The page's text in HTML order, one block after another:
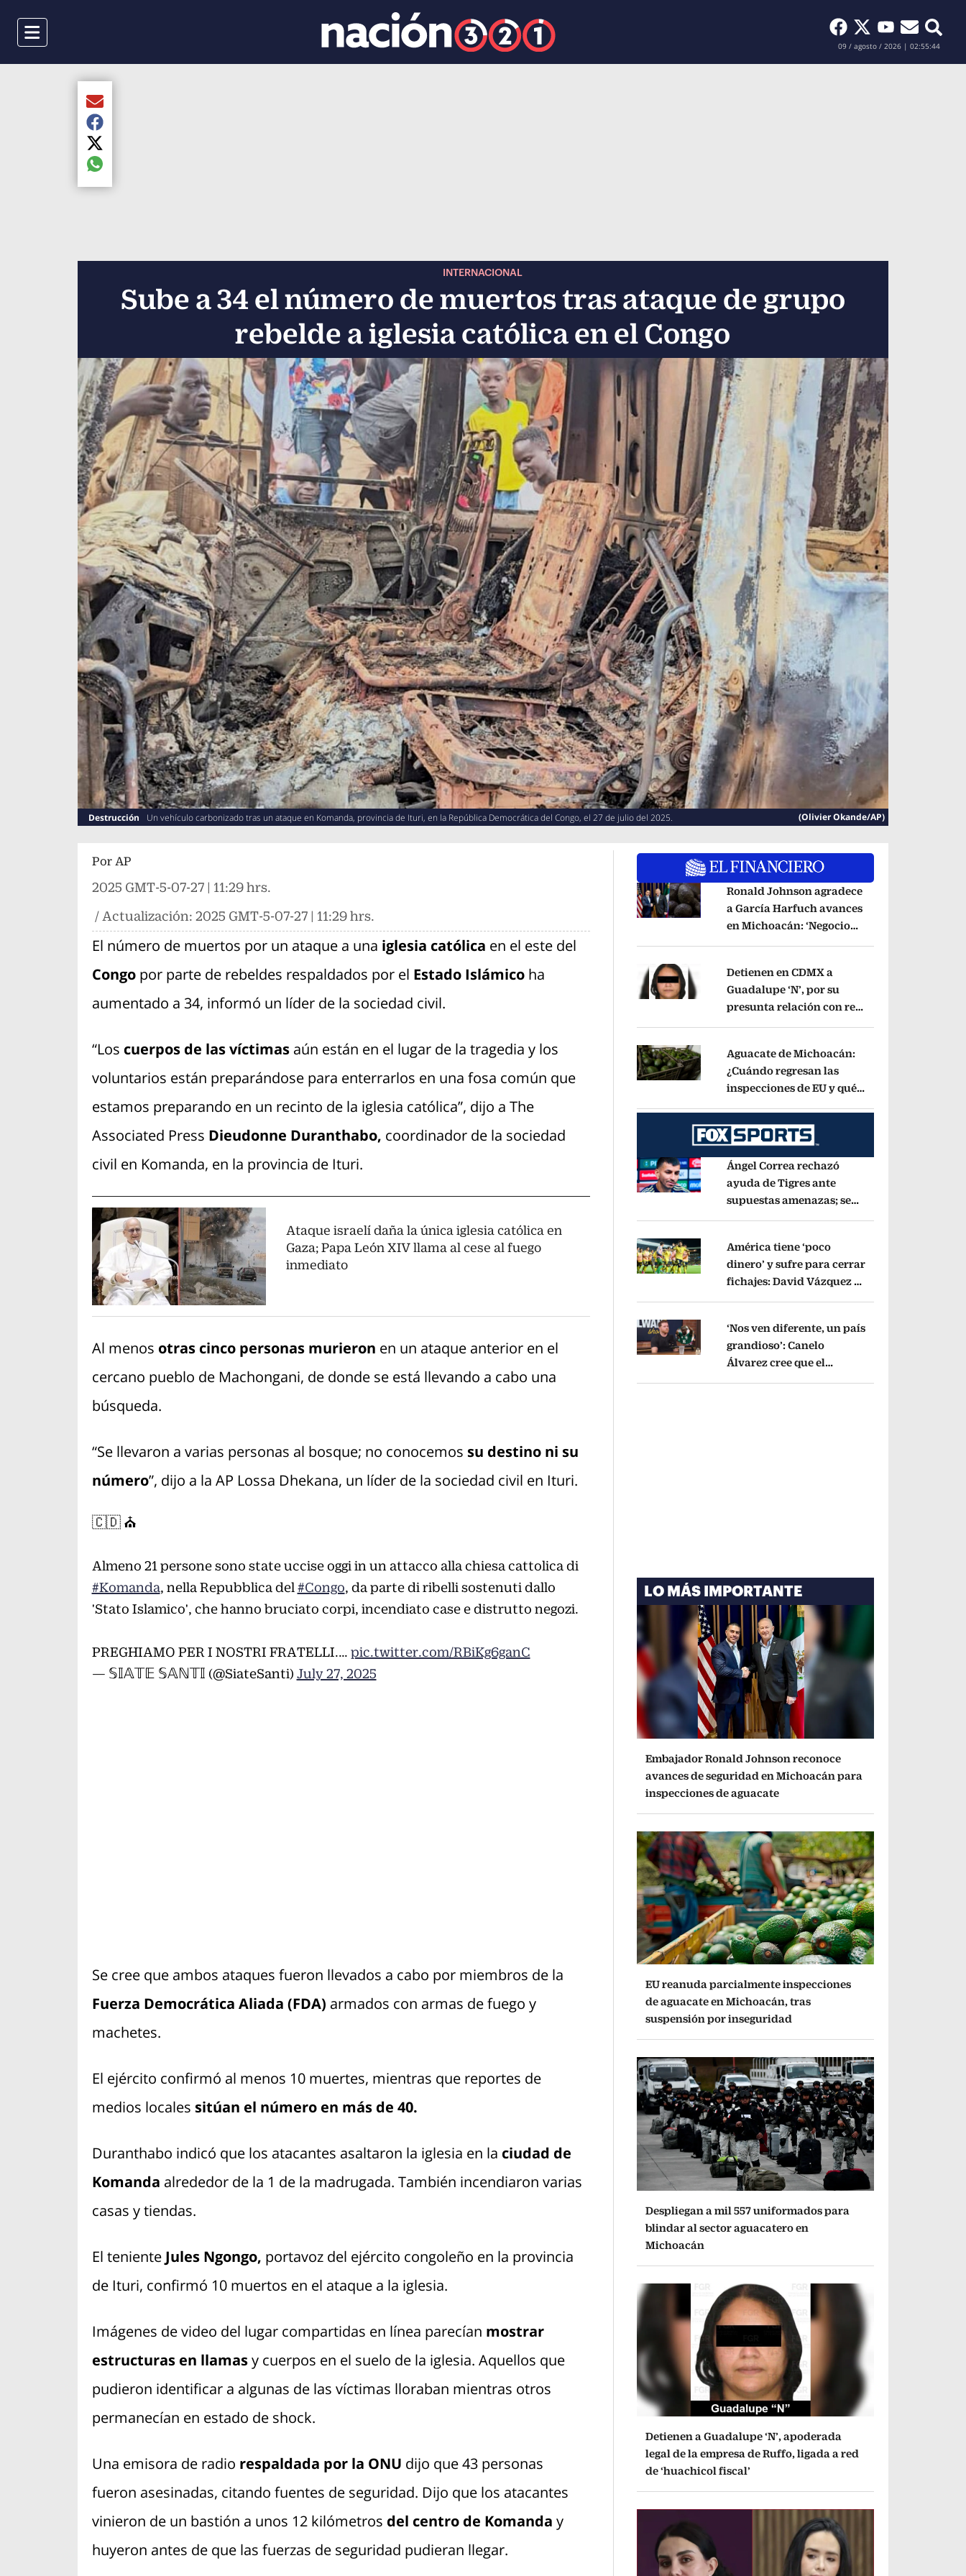
Menu Buscar
09 / agosto / 2026 | 02:55:46
INTERNACIONAL
Sube a 34 el número de muertos tras ataque de grupo
rebelde a iglesia católica en el Congo
Destrucción
Un vehículo carbonizado tras un ataque en Komanda, provincia de Ituri, en la República Democrática del Congo, el 27 de julio del 2025.
(Olivier Okande/AP)
Compartir el artículo actual mediante Email
Compartir el artículo actual mediante Facebook
Compartir el artículo actual mediante Twitter
Compartir el artículo actual mediante global.social-whatsapp
Por AP
2025 GMT-5-07-27 | 11:29 hrs.
/ Actualización: 2025 GMT-5-07-27 | 11:29 hrs.
El número de muertos por un ataque a una iglesia católica en el este del
Congopor parte de rebeldes respaldados por el Estado Islámico ha
aumentado a 34, informó un líder de la sociedad civil.
“Los cuerpos de las víctimasaún están en el lugar de la tragedia y los
voluntarios están preparándose para enterrarlos en una fosa común que
estamos preparando en un recinto de la iglesia católica”, dijo a The
Associated Press Dieudonne Duranthabo, coordinador de la sociedad
civil en Komanda, en la provincia de Ituri.
Ataque israelí daña la única iglesia católica en
Gaza; Papa León XIV llama al cese al fuego
inmediato
Al menos otras cinco personas murieron en un ataque anterior en el
cercano pueblo de Machongani, de donde se está llevando a cabo una
búsqueda.
“Se llevaron a varias personas al bosque; no conocemos su destino ni su
número”, dijo a la AP Lossa Dhekana, un líder de la sociedad civil en Ituri.
🇨🇩 ⛪️
Almeno 21 persone sono state uccise oggi in un attacco alla chiesa cattolica di
#Komanda, nella Repubblica del #Congo, da parte di ribelli sostenuti dallo
'Stato Islamico', che hanno bruciato corpi, incendiato case e distrutto negozi.
PREGHIAMO PER I NOSTRI FRATELLI.… pic.twitter.com/RBiKg6ganC
— 𝕊𝕀𝔸𝕋𝔼 𝕊𝔸ℕ𝕋𝕀 (@SiateSanti) July 27, 2025
Se cree que ambos ataques fueron llevados a cabo por miembros de la
Fuerza Democrática Aliada (FDA) armados con armas de fuego y
machetes.
El ejército confirmó al menos 10 muertes, mientras que reportes de
medios locales sitúan el número en más de 40.
Duranthabo indicó que los atacantes asaltaron la iglesia en la ciudad de
Komanda alrededor de la 1 de la madrugada. También incendiaron varias
casas y tiendas.
El tenienteJules Ngongo, portavoz del ejército congoleño en la provincia
de Ituri, confirmó 10 muertos en el ataque a la iglesia.
Imágenes de video del lugar compartidas en línea parecían mostrar
estructuras en llamasy cuerpos en el suelo de la iglesia. Aquellos que
pudieron identificar a algunas de las víctimas lloraban mientras otros
permanecían en estado de shock.
Una emisora de radio respaldada por la ONU dijo que 43 personas
fueron asesinadas, citando fuentes de seguridad. Dijo que los atacantes
vinieron de un bastión a unos 12 kilómetros del centro de Komanda y
huyeron antes de que las fuerzas de seguridad pudieran llegar.
Opens in new window
Ronald Johnson agradece
a García Harfuch avances
en Michoacán: ‘Negocio
Opens in new window
Detienen en CDMX a
Guadalupe ‘N’, por su
presunta relación con red
Opens in new window
Aguacate de Michoacán:
¿Cuándo regresan las
inspecciones de EU y qué
incluidos?Opens in new window
Opens in new window
Ángel Correa rechazó
ayuda de Tigres ante
supuestas amenazas; se
Opens in new window
América tiene ‘poco
dinero’ y sufre para cerrar
fichajes: David Vázquez se
Opens in new window
‘Nos ven diferente, un país
grandioso’: Canelo
Álvarez cree que el
LO MÁS IMPORTANTE
Embajador Ronald Johnson reconoce
avances de seguridad en Michoacán para
inspecciones de aguacate
EU reanuda parcialmente inspecciones
de aguacate en Michoacán, tras
suspensión por inseguridad
Despliegan a mil 557 uniformados para
blindar al sector aguacatero en
Michoacán
Detienen a Guadalupe ‘N’, apoderada
legal de la empresa de Ruffo, ligada a red
de ‘huachicol fiscal’